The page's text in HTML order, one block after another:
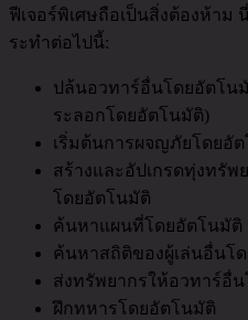
ฟีเจอร์พิเศษถือเป็นสิ่งต้องห้าม
ระทำต่อไปนี้:
ปล้นอวทาร์อื่นโดยอัตโน
ระลอกโดยอัตโนมัติ)
เริ่มต้นการผจญภัยโดยอั
สร้างและอัปเกรดทุ่งทรั
โดยอัตโนมัติ
ค้นหาแผนที่โดยอัตโนมัติ
ค้นหาสถิติของผู้เล่นอื่นโ
ส่งทรัพยากรให้อวทาร์อื่
ฝึกทหารโดยอัตโนมัติ